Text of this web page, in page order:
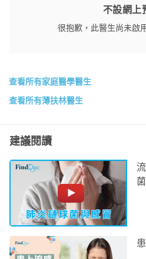
不設網上
很抱歉，此醫生尚未啟
查看所有家庭醫學醫生
查看所有薄扶林醫生
建議閱讀